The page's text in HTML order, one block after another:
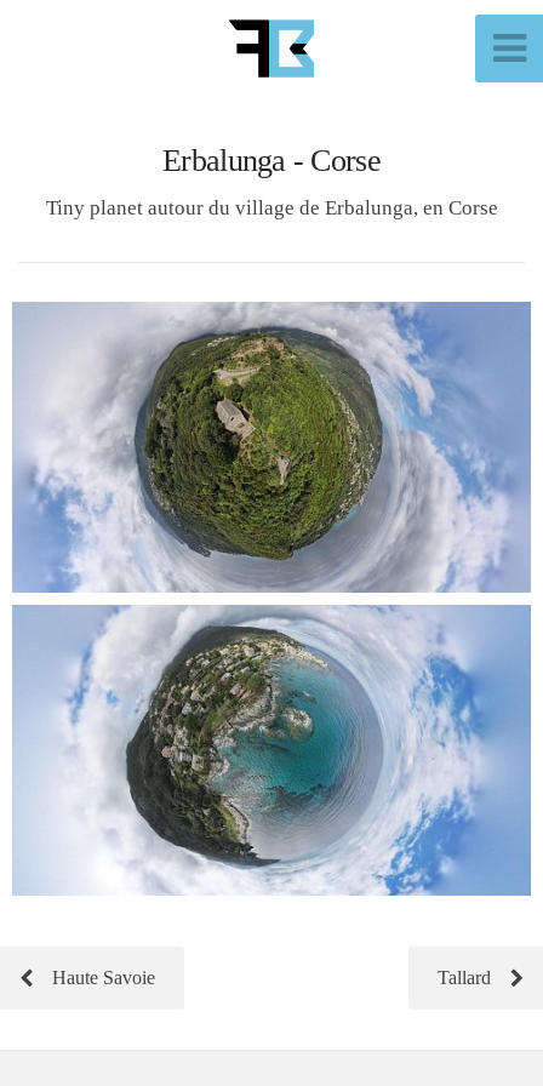
Erbalunga - Corse
Tiny planet autour du village de Erbalunga, en Corse
Haute Savoie Tallard